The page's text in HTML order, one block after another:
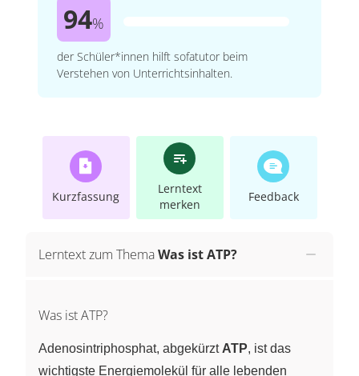
94%
der Schüler*innen hilft sofatutor beim
Verstehen von Unterrichtsinhalten.
Kurzfassung
Lerntext
merken
Feedback
Lerntext zum ThemaWas ist ATP?
Was ist ATP?
Adenosintriphosphat, abgekürzt ATP, ist das
wichtigste Energiemolekül für alle lebenden